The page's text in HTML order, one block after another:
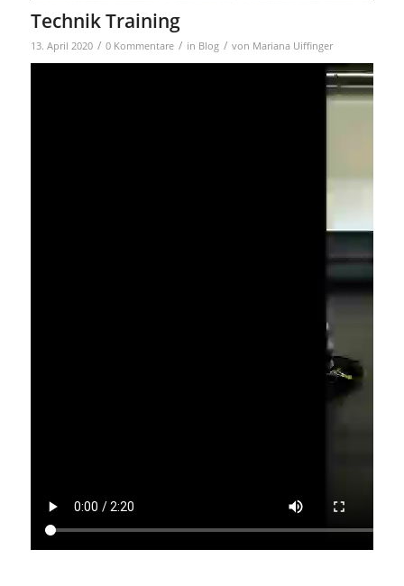
Technik Training
13. April 2020 / 0 Kommentare / in Blog / von Mariana Uiffinger